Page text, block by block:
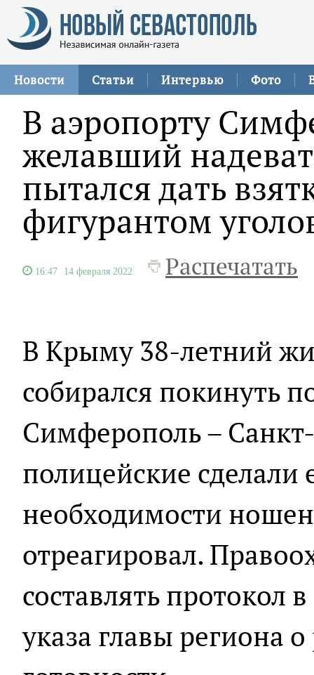
Новости Статьи Интервью Фото
В аэропорту
желавший
пытался дать
фигурантом
16:47 14 февраля 2022 Распечатать
В Крыму 38-летний
собирался покинуть
Симферополь –
полицейские сделали
необходимости
отреагировал.
составлять протокол
указа главы